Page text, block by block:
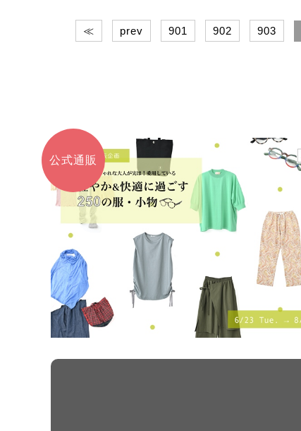
≪ prev 901 902 903
公式通販